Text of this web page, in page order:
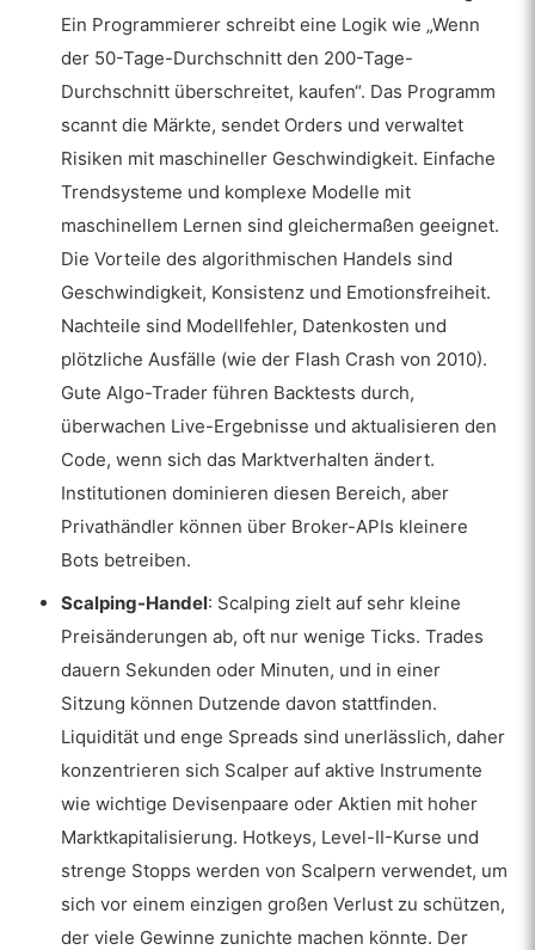
Ein Programmierer schreibt eine Logik wie „Wenn
der 50-Tage-Durchschnitt den 200-Tage-
Durchschnitt überschreitet, kaufen“. Das Programm
scannt die Märkte, sendet Orders und verwaltet
Risiken mit maschineller Geschwindigkeit. Einfache
Trendsysteme und komplexe Modelle mit
maschinellem Lernen sind gleichermaßen geeignet.
Die Vorteile des algorithmischen Handels sind
Geschwindigkeit, Konsistenz und Emotionsfreiheit.
Nachteile sind Modellfehler, Datenkosten und
plötzliche Ausfälle (wie der Flash Crash von 2010).
Gute Algo-Trader führen Backtests durch,
überwachen Live-Ergebnisse und aktualisieren den
Code, wenn sich das Marktverhalten ändert.
Institutionen dominieren diesen Bereich, aber
Privathändler können über Broker-APIs kleinere
Bots betreiben.
Scalping-Handel: Scalping zielt auf sehr kleine
Preisänderungen ab, oft nur wenige Ticks. Trades
dauern Sekunden oder Minuten, und in einer
Sitzung können Dutzende davon stattfinden.
Liquidität und enge Spreads sind unerlässlich, daher
konzentrieren sich Scalper auf aktive Instrumente
wie wichtige Devisenpaare oder Aktien mit hoher
Marktkapitalisierung. Hotkeys, Level-II-Kurse und
strenge Stopps werden von Scalpern verwendet, um
sich vor einem einzigen großen Verlust zu schützen,
der viele Gewinne zunichte machen könnte. Der